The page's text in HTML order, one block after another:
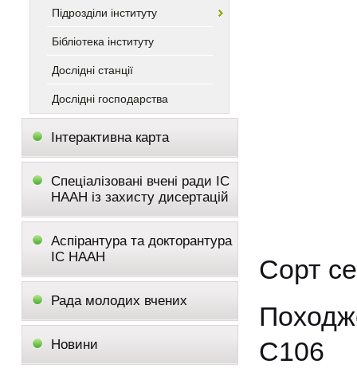
Підрозділи інституту
Бібліотека інституту
Дослідні станції
Дослідні господарства
Інтерактивна карта
Спеціалізовані вчені ради ІС
НААН із захисту дисертацій
Аспірантура та докторантура
ІС НААН
Рада молодих вчених
Новини
Сорт
С106